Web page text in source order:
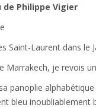
de Philippe Vigier
Saint-Laurent dans le
Marrakech, je revois
panoplie alphabétique
bleu inoubliablement